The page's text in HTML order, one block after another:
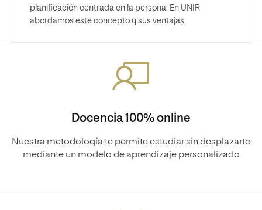
planificación centrada en la persona. En UNIR
abordamos este concepto y sus ventajas.
Docencia 100% online
Nuestra metodología te permite estudiar sin desplazarte
mediante un modelo de aprendizaje personalizado